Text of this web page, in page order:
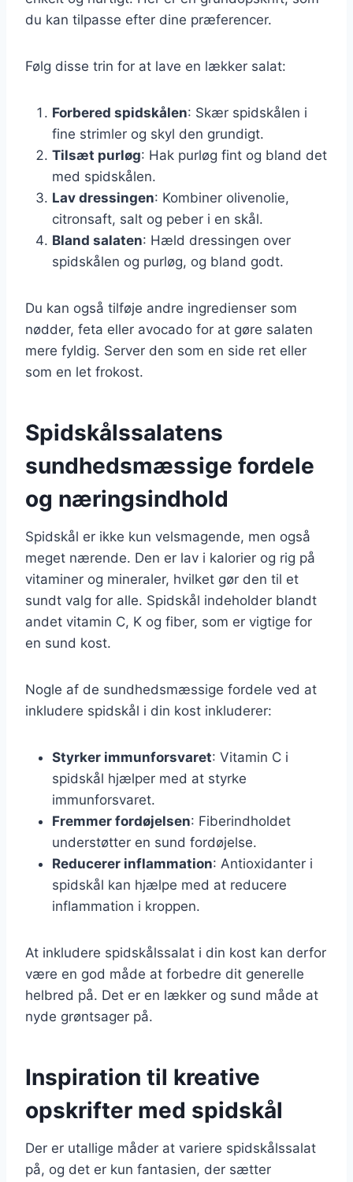
du kan tilpasse efter dine præferencer.
Følg disse trin for at lave en lækker salat:
Forbered spidskålen: Skær spidskålen i
fine strimler og skyl den grundigt.
Tilsæt purløg: Hak purløg fint og bland det
med spidskålen.
Lav dressingen: Kombiner olivenolie,
citronsaft, salt og peber i en skål.
Bland salaten: Hæld dressingen over
spidskålen og purløg, og bland godt.
Du kan også tilføje andre ingredienser som
nødder, feta eller avocado for at gøre salaten
mere fyldig. Server den som en side ret eller
som en let frokost.
Spidskålssalatens
sundhedsmæssige fordele
og næringsindhold
Spidskål er ikke kun velsmagende, men også
meget nærende. Den er lav i kalorier og rig på
vitaminer og mineraler, hvilket gør den til et
sundt valg for alle. Spidskål indeholder blandt
andet vitamin C, K og fiber, som er vigtige for
en sund kost.
Nogle af de sundhedsmæssige fordele ved at
inkludere spidskål i din kost inkluderer:
Styrker immunforsvaret: Vitamin C i
spidskål hjælper med at styrke
immunforsvaret.
Fremmer fordøjelsen: Fiberindholdet
understøtter en sund fordøjelse.
Reducerer inflammation: Antioxidanter i
spidskål kan hjælpe med at reducere
inflammation i kroppen.
At inkludere spidskålssalat i din kost kan derfor
være en god måde at forbedre dit generelle
helbred på. Det er en lækker og sund måde at
nyde grøntsager på.
Inspiration til kreative
opskrifter med spidskål
Der er utallige måder at variere spidskålssalat
på, og det er kun fantasien, der sætter